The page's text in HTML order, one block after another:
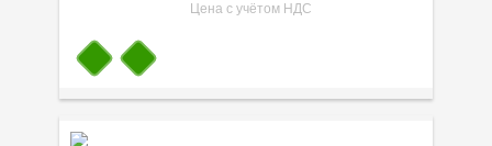
Цена с учётом НДС